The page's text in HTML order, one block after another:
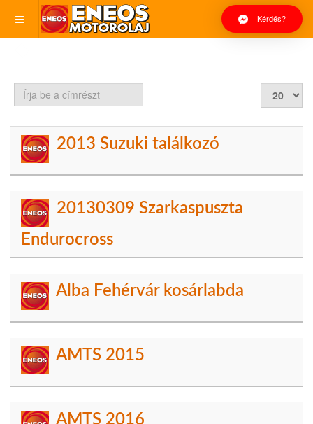
Kérdés?
Írja
a
2013 Suzuki találkozó
20130309 Szarkaspuszta
Endurocross
Alba Fehérvár kosárlabda
AMTS 2015
AMTS 2016